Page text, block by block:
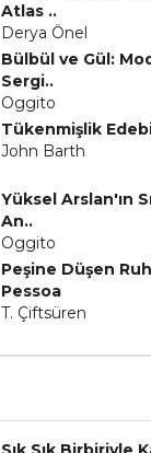
Atlas ..
Derya Önel
Bülbül ve Gül:
Sergi..
Oggito
Tükenmişlik
John Barth
Yüksel Arslan'ın
An..
Oggito
Peşine Düşen
Pessoa
T. Çiftsüren